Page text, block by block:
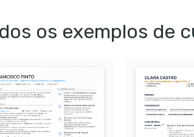
de equipamentos,
seguro.
de cargas especiais, com
capacidade, sem acidentes
em características dos produtos,
contribuindo com ideias
empilhadeiras, permitindo uma
Gerenciamento de Inventário
COURSES
empilhadeiras.
Certificação em Gestão de Estoques
Curso oferecido pela Escola SENAT, focado em
técnicas avançadas de gestão de inventários
eficazes.
PAIXÕES
Interessado em práticas sustentáveis e
eficiência energética no setor logístico para
os exemplos de